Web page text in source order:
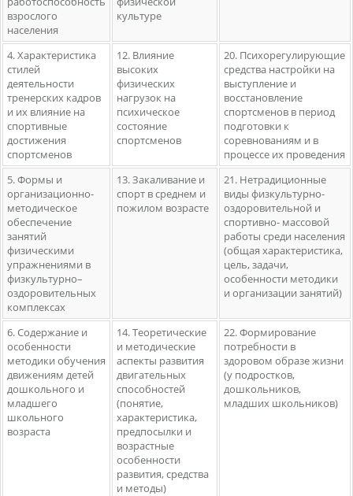
взрослого
населения
культуре
4. Характеристика
стилей
деятельности
тренерских кадров
и их влияние на
спортивные
достижения
спортсменов
12. Влияние
высоких
физических
нагрузок на
психическое
состояние
спортсменов
20. Психорегулирующие
средства настройки на
выступление и
восстановление
спортсменов в период
подготовки к
соревнованиям и в
процессе их проведения
5. Формы и
организационно-
методическое
обеспечение
занятий
физическими
упражнениями в
физкультурно–
оздоровительных
комплексах
13. Закаливание и
спорт в среднем и
пожилом возрасте
21. Нетрадиционные
виды физкультурно-
оздоровительной и
спортивно- массовой
работы среди населения
(общая характеристика,
цель, задачи,
особенности методики
и организации занятий)
6. Содержание и
особенности
методики обучения
движениям детей
дошкольного и
младшего
школьного
возраста
14. Теоретические
и методические
аспекты развития
двигательных
способностей
(понятие,
характеристика,
предпосылки и
возрастные
особенности
развития, средства
и методы)
22. Формирование
потребности в
здоровом образе жизни
(у подростков,
дошкольников,
младших школьников)